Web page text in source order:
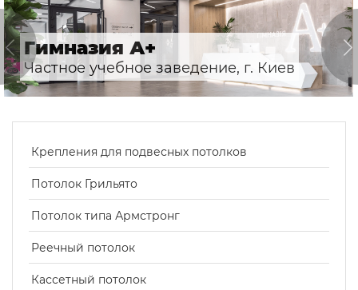
Гимназия А+
Частное учебное заведение, г. Киев
Крепления для подвесных потолков
Потолок Грильято
Потолок типа Армстронг
Реечный потолок
Кассетный потолок